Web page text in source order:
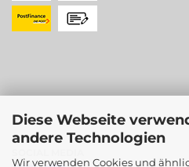
Diese Webseite
andere Technologien
Wir verwenden Cookies und